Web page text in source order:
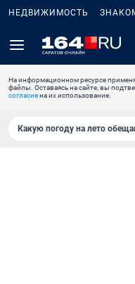
НЕДВИЖИМОСТЬ
На информационном ресурсе
файлы. Оставаясь на сайте, вы
согласиена их использование.
Какую погоду на лето